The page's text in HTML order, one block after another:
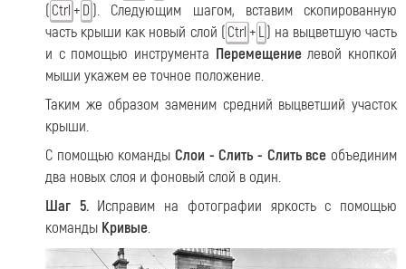
( Ctrl + D ). Следующим шагом, вставим скопированную
часть крыши как новый слой ( Ctrl + L ) на выцветшую часть
и с помощью инструмента Перемещениелевой кнопкой
мыши укажем ее точное положение.
Таким же образом заменим средний выцветший участок
крыши.
С помощью команды Слои - Слить - Слить все объединим
два новых слоя и фоновый слой в один.
Шаг 5.Исправим на фотографии яркость с помощью
команды Кривые.